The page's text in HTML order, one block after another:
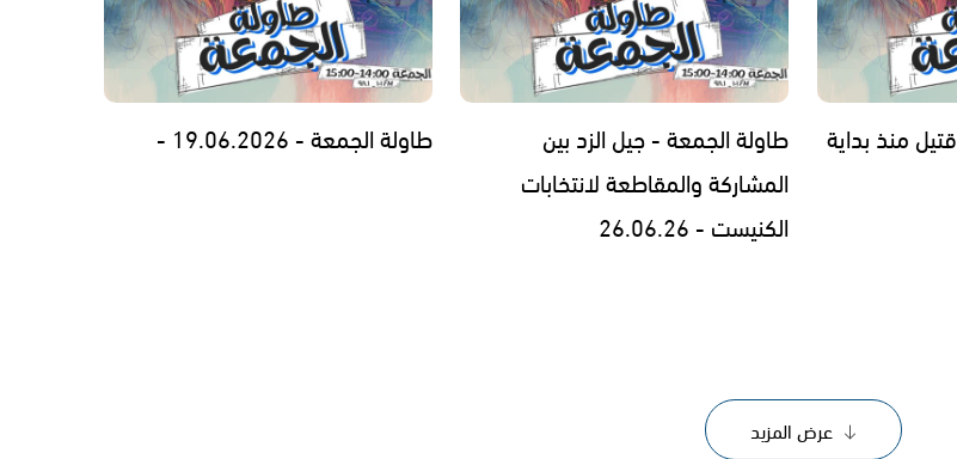
طاولة الجمعة - 150 قتيل منذ بداية
طاولة الجمعة - جيل الزد بين
المشاركة والمقاطعة لانتخابات
الكنيست - 26.06.26
طاولة الجمعة - 19.06.2026 -
عرض المزيد